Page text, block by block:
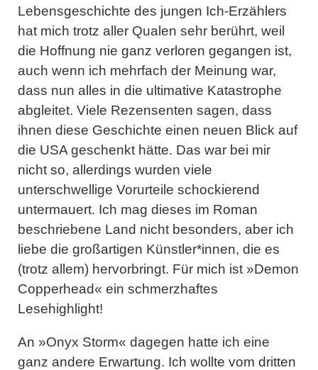
Lebensgeschichte des jungen Ich-Erzählers
hat mich trotz aller Qualen sehr berührt, weil
die Hoffnung nie ganz verloren gegangen ist,
auch wenn ich mehrfach der Meinung war,
dass nun alles in die ultimative Katastrophe
abgleitet. Viele Rezensenten sagen, dass
ihnen diese Geschichte einen neuen Blick auf
die USA geschenkt hätte. Das war bei mir
nicht so, allerdings wurden viele
unterschwellige Vorurteile schockierend
untermauert. Ich mag dieses im Roman
beschriebene Land nicht besonders, aber ich
liebe die großartigen Künstler*innen, die es
(trotz allem) hervorbringt. Für mich ist »Demon
Copperhead« ein schmerzhaftes
Lesehighlight!
An »Onyx Storm« dagegen hatte ich eine
ganz andere Erwartung. Ich wollte vom dritten